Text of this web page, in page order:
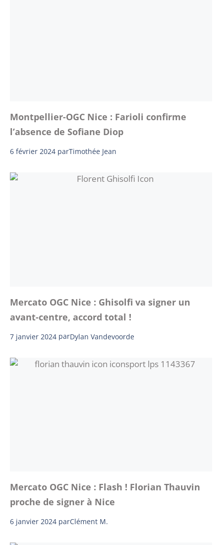
Montpellier-OGC Nice : Farioli confirme
l’absence de Sofiane Diop
6 février 2024 parTimothée Jean
Mercato OGC Nice : Ghisolfi va signer un
avant-centre, accord total !
7 janvier 2024 parDylan Vandevoorde
Mercato OGC Nice : Flash ! Florian Thauvin
proche de signer à Nice
6 janvier 2024 parClément M.